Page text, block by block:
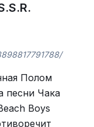
дня
ручную
ее при
со мной и
Полом
песни Чака
Boys